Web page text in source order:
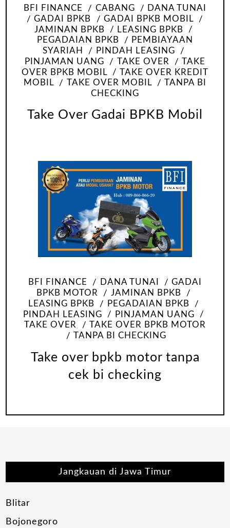
BFI FINANCE CABANG
DANA TUNAI
GADAI BPKB
GADAI BPKB MOBIL
JAMINAN BPKB
LEASING BPKB
PEGADAIAN BPKB
PEMBIAYAAN
SYARIAH
PINDAH LEASING
PINJAMAN UANG
TAKE OVER
TAKE
OVER BPKB MOBIL
TAKE OVER KREDIT
MOBIL
TAKE OVER MOBIL
TANPA BI
CHECKING
Take Over Gadai BPKB Mobil
BFI FINANCE DANA TUNAI
GADAI
BPKB MOTOR
JAMINAN BPKB
LEASING BPKB
PEGADAIAN BPKB
PINDAH LEASING
PINJAMAN UANG
TAKE OVER
TAKE OVER BPKB MOTOR
TANPA BI CHECKING
Take over bpkb motor tanpa
cek bi checking
Jangkauan di Jawa Timur
Blitar
Bojonegoro